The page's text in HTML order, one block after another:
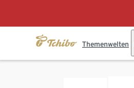
Themenwelten